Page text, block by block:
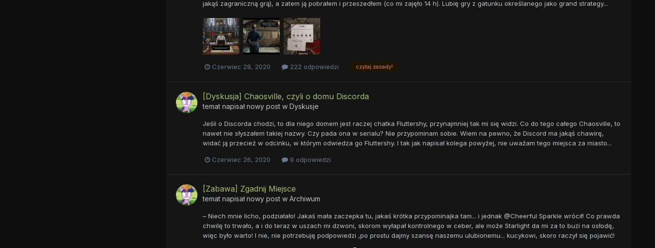
jakąś zagraniczną grą), a zatem ją pobrałem i przeszedłem (co mi zajęło 14 h). Lubię gry z gatunku określanego jako grand strategy...
Czerwiec 28, 2020 222 odpowiedzi czytaj zasady!
[Dyskusja] Chaosville, czyli o domu Discorda
temat napisał nowy post w Dyskusje
Jeśli o Discorda chodzi, to dla niego domem jest raczej chatka Fluttershy, przynajmniej tak mi się widzi. Co do tego całego Chaosville, to
nawet nie słyszałem takiej nazwy. Czy pada ona w serialu? Nie przypominam sobie. Wiem na pewno, że Discord ma jakąś chawirę,
widać ją przecież w odcinku, w którym odwiedza go Fluttershy. I tak jak napisał kolega powyżej, nie uważam tego miejsca za miasto...
Czerwiec 26, 2020 9 odpowiedzi
[Zabawa] Zgadnij Miejsce
temat napisał nowy post w Archiwum
– Niech mnie licho, podziałało! Jakaś mała zaczepka tu, jakaś krótka przypominajka tam... i jednak @Cheerful Sparkle wrócił! Co prawda
chwilę to trwało, a i do teraz w uszach mi dzwoni, skorom wyłapał kontrolnego w ceber, ale może Starlight da mi za to buzi na osłodę,
więc było warto! I nie, nie potrzebuję podpowiedzi ,po prostu dajmy szansę naszemu ulubionemu... kucykowi, skoro raczył się pojawić!